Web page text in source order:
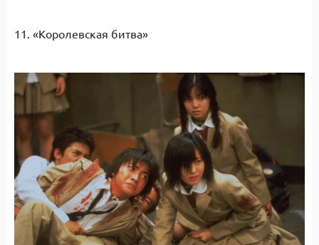
11. «Королевская битва»